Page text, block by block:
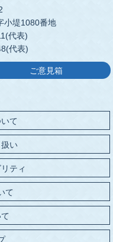
小堤1080番地
代表)
代表)
ご意見箱
て
い
ティ
て